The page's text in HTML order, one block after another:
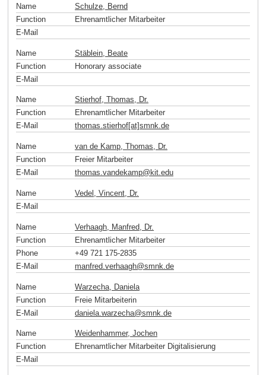
Name
Schulze, Bernd
Function
Ehrenamtlicher Mitarbeiter
E-Mail
Name
Stäblein, Beate
Function
Honorary associate
E-Mail
Name
Stierhof, Thomas, Dr.
Function
Ehrenamtlicher Mitarbeiter
E-Mail
thomas.stierhof[at]smnk.de
Name
van de Kamp, Thomas, Dr.
Function
Freier Mitarbeiter
E-Mail
thomas.vandekamp@ kit.edu
Name
Vedel, Vincent, Dr.
E-Mail
Name
Verhaagh, Manfred, Dr.
Function
Ehrenamtlicher Mitarbeiter
Phone
+49 721 175-2835
E-Mail
manfred.verhaagh@smnk de
Name
Warzecha, Daniela
Function
Freie Mitarbeiterin
E-Mail
daniela.warzecha@smnk de
Name
Weidenhammer, Jochen
Function
Ehrenamtlicher Mitarbeiter Digitalisierung
E-Mail